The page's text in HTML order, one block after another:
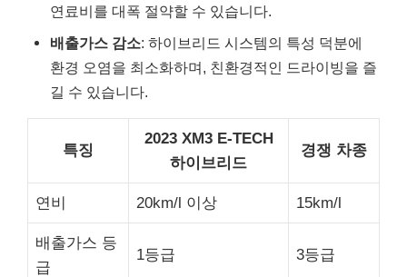
연료비를 대폭 절약할 수 있습니다.
배출가스 감소: 하이브리드 시스템의 특성 덕분에
환경 오염을 최소화하며, 친환경적인 드라이빙을 즐
길 수 있습니다.
특징
2023 XM3 E-TECH
하이브리드
경쟁 차종
연비 20km/l 이상 15km/l
배출가스 등
급
1등급 3등급